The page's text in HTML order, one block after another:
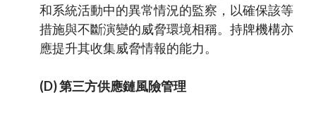
和系統活動中的異常情況的監察，以確保該等
措施與不斷演變的威脅環境相稱。持牌機構亦
應提升其收集威脅情報的能力。
(D) 第三方供應鏈風險管理